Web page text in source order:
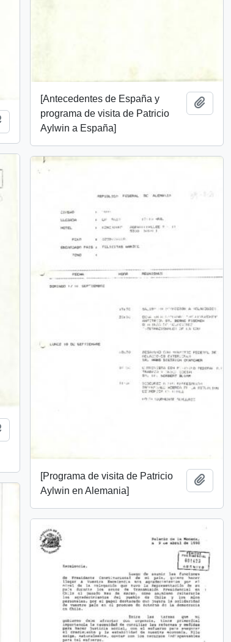
[Antecedentes de España y
programa de visita de Patricio
Aylwin a España]
Add
Add to clipboard
Add to clipboard
[Programa de visita de Patricio
Aylwin en Alemania]
Add